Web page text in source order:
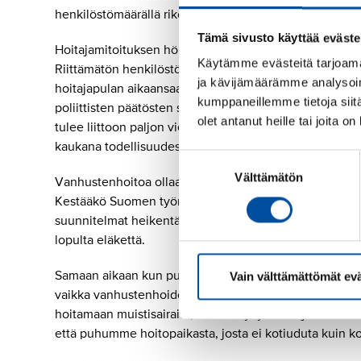
Tämä sivusto käyttää
Käytämme evästeitä
ja kävijämäärämme
kumppaneillemme tietoja
olet antanut heille tai joita
valinta
Välttämätön
Vain välttämättömät
henkilöstömäärällä rikotaan useita lakeja.
Hoitajamitoituksen höllentämistä perustellaan
Riittämätön henkilöstömäärä on ajanut hoitajia muille
hoitajapulan aikaansaamisessa ja syventämisessä.
poliittisten päätösten seurauksena, kun alan
tulee liittoon paljon viestiä jaksamisongelmista ja
kaukana todellisuudesta.
Vanhustenhoitoa ollaan vauhdilla siirtämässä
Kestääkö Suomen työmarkkinat ja talous sitä, että
suunnitelmat heikentävät merkittävästi naisten
lopulta eläkettä.
Samaan aikaan kun puhutaan henkilöstömitoituksen
vaikka vanhustenhoidossa teknologiaa käytetään jo
hoitamaan muistisairaita, liikuntakyvyttömiä ja
että puhumme hoitopaikasta, josta ei kotiuduta kuin